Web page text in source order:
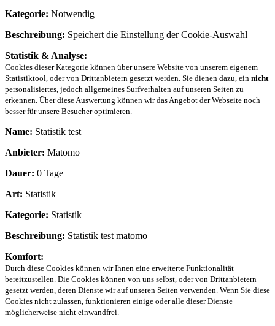
Kategorie: Notwendig
Beschreibung: Speichert die Einstellung der Cookie-Auswahl
Statistik & Analyse:
Cookies dieser Kategorie können über unsere Website von unserem eigenem
Statistiktool, oder von Drittanbietern gesetzt werden. Sie dienen dazu, ein nicht
personalisiertes, jedoch allgemeines Surfverhalten auf unseren Seiten zu
erkennen. Über diese Auswertung können wir das Angebot der Webseite noch
besser für unsere Besucher optimieren.
Name: Statistik test
Anbieter: Matomo
Dauer: 0 Tage
Art: Statistik
Kategorie: Statistik
Beschreibung: Statistik test matomo
Komfort:
Durch diese Cookies können wir Ihnen eine erweiterte Funktionalität
bereitzustellen. Die Cookies können von uns selbst, oder von Drittanbietern
gesetzt werden, deren Dienste wir auf unseren Seiten verwenden. Wenn Sie diese
Cookies nicht zulassen, funktionieren einige oder alle dieser Dienste
möglicherweise nicht einwandfrei.